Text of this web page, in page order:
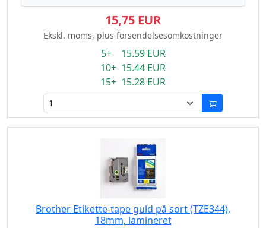
15,75 EUR
Ekskl. moms, plus forsendelsesomkostninger
5+ 15.59 EUR
10+ 15.44 EUR
15+ 15.28 EUR
Brother Etikette-tape guld på sort (TZE344),
18mm, lamineret